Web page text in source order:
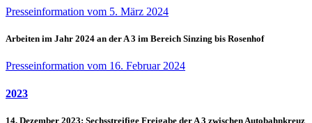
Presseinformation vom 5. März 2024
Arbeiten im Jahr 2024 an der A 3 im Bereich Sinzing bis Rosenhof
Presseinformation vom 16. Februar 2024
2023
14. Dezember 2023: Sechsstreifige Freigabe der A 3 zwischen Autobahnkreuz